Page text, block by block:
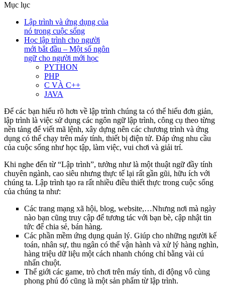
Mục lục
Lập trình và ứng dụng của
nó trong cuộc sống
Học lập trình cho người
mới bắt đầu – Một số ngôn
ngữ cho người mới học
PYTHON
PHP
C VÀ C++
JAVA
Để các bạn hiểu rõ hơn về lập trình chúng ta có thể hiểu đơn giản,
lập trình là việc sử dụng các ngôn ngữ lập trình, công cụ theo từng
nền tảng để viết mã lệnh, xây dựng nên các chương trình và ứng
dụng có thể chạy trên máy tính, thiết bị điện tử. Đáp ứng nhu cầu
của cuộc sống như học tập, làm việc, vui chơi và giải trí.
Khi nghe đến từ “Lập trình”, tưởng như là một thuật ngữ đầy tính
chuyên ngành, cao siêu nhưng thực tế lại rất gần gũi, hữu ích với
chúng ta. Lập trình tạo ra rất nhiều điều thiết thực trong cuộc sống
của chúng ta như:
Các trang mạng xã hội, blog, website,…Nhưng nơi mà ngày
nào bạn cũng truy cập để tương tác với bạn bè, cập nhật tin
tức để chia sẻ, bán hàng.
Các phần mềm ứng dụng quản lý. Giúp cho những người kế
toán, nhân sự, thu ngân có thể vận hành và xử lý hàng nghìn,
hàng triệu dữ liệu một cách nhanh chóng chỉ bằng vài cú
nhấn chuột.
Thế giới các game, trò chơi trên máy tính, di động vô cùng
phong phú đó cũng là một sản phẩm từ lập trình.